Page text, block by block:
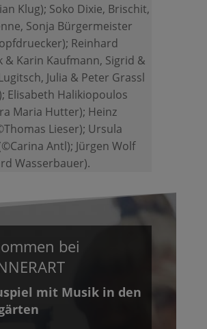
Klug); Soko Dixie, Brischit,
Sonja Bürgermeister
Reinhard
& Karin Kaufmann, Sigrid &
Julia & Peter Grassl
Elisabeth Halikiopoulos
Maria Hutter); Heinz
Lieser); Ursula
Antl); Jürgen Wolf
Wasserbauer).
bei
mit Musik in den